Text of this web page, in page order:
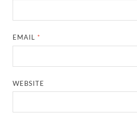
EMAIL *
WEBSITE